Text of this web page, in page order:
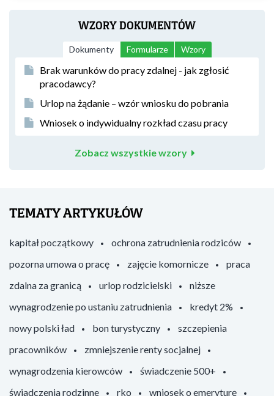
WZORY DOKUMENTÓW
Dokumenty Formularze Wzory
Brak warunków do pracy zdalnej - jak zgłosić
pracodawcy?
Urlop na żądanie – wzór wniosku do pobrania
Wniosek o indywidualny rozkład czasu pracy
Zobacz wszystkie wzory
TEMATY ARTYKUŁÓW
kapitał początkowy
ochrona zatrudnienia rodziców
pozorna umowa o pracę
zajęcie komornicze
praca
zdalna za granicą
urlop rodzicielski
niższe
wynagrodzenie po ustaniu zatrudnienia
kredyt 2%
nowy polski ład
bon turystyczny
szczepienia
pracowników
zmniejszenie renty socjalnej
wynagrodzenia kierowców
świadczenie 500+
świadczenia rodzinne
rko
wniosek o emeryturę